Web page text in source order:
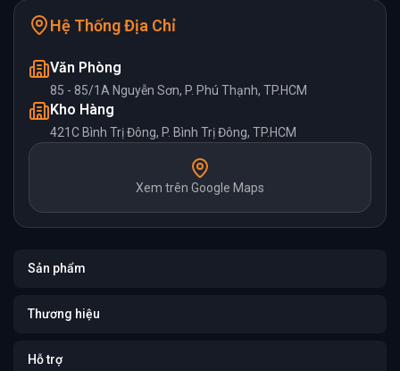
Hệ Thống Địa Chỉ
Văn Phòng
85 - 85/1A Nguyễn Sơn, P. Phú Thạnh, TP.HCM
Kho Hàng
421C Bình Trị Đông, P. Bình Trị Đông, TP.HCM
Xem trên Google Maps
Sản phẩm
Thương hiệu
Hỗ trợ